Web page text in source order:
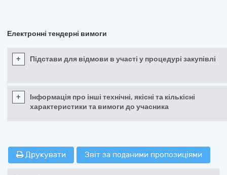
Електронні тендерні вимоги
+ Підстави для відмови в участі у процедурі закупівлі
+
Інформація про інші технічні, якісні та кількісні
характеристики та вимоги до учасника
Друкувати Звіт за поданими пропозиціями